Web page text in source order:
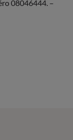
08046444. –